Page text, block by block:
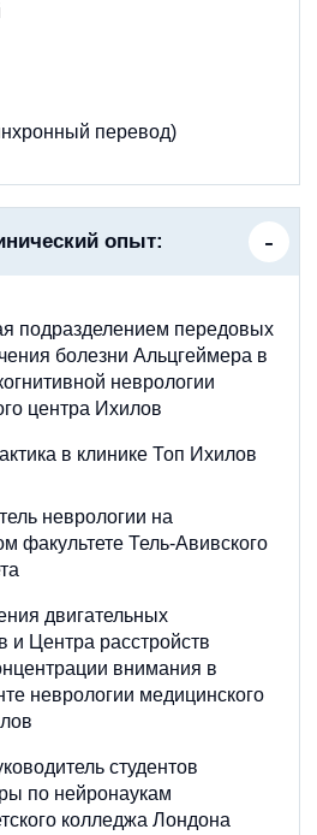
перевод)
опыт:
подразделением передовых
болезни Альцгеймера в
неврологии
центра Ихилов
в клинике Топ Ихилов
неврологии на
факультете Тель-Авивского
двигательных
и Центра расстройств
внимания в
неврологии медицинского
студентов
по нейронаукам
колледжа Лондона